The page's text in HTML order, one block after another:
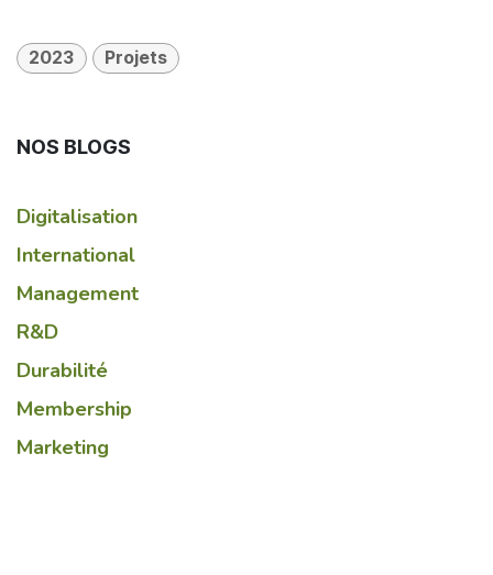
2023 Projets
NOS BLOGS
Digitalisation
International
Management
R&D
Durabilité
Membership
Marketing